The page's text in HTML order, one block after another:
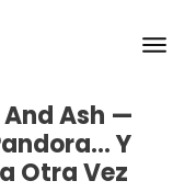
Ash —
Y
Otra Vez